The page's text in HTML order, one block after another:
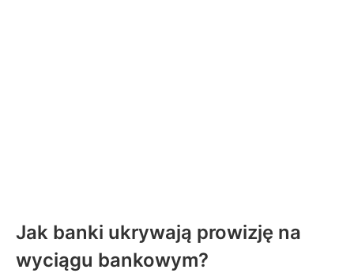
Jak banki ukrywają prowizję na
wyciągu bankowym?